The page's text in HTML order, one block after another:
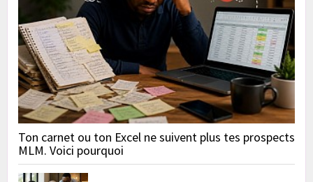
Ton carnet ou ton Excel ne suivent plus tes prospects
MLM. Voici pourquoi